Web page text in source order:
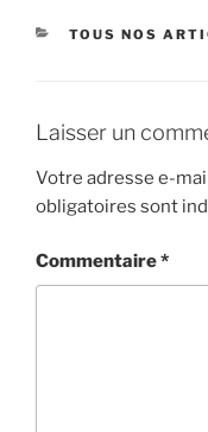
CATÉGORIES
TOUS NOS
Laisser un
Votre adresse e-
obligatoires sont
Commentaire*